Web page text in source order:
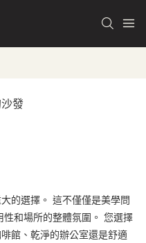
發
的選擇。 這不僅僅是美學問
和場所的整體氛圍。 您選擇
館、乾淨的辦公室還是舒適